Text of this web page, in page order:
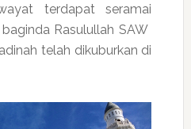
terdapat seramai
Rasulullah SAW
telah dikuburkan di